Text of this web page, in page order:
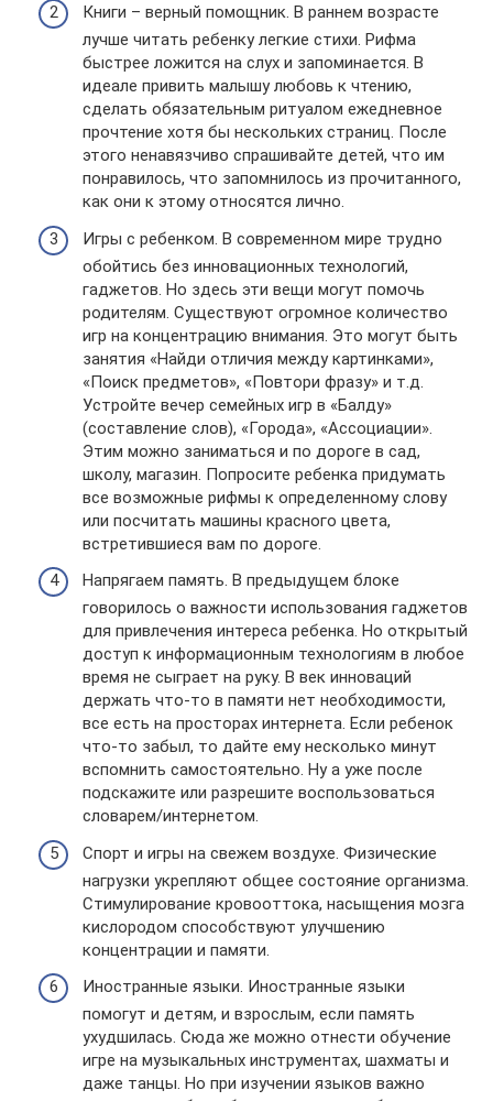
Книги – верный помощник. В раннем возрасте
лучше читать ребенку легкие стихи. Рифма
быстрее ложится на слух и запоминается. В
идеале привить малышу любовь к чтению,
сделать обязательным ритуалом ежедневное
прочтение хотя бы нескольких страниц. После
этого ненавязчиво спрашивайте детей, что им
понравилось, что запомнилось из прочитанного,
как они к этому относятся лично.
Игры с ребенком. В современном мире трудно
обойтись без инновационных технологий,
гаджетов. Но здесь эти вещи могут помочь
родителям. Существуют огромное количество
игр на концентрацию внимания. Это могут быть
занятия «Найди отличия между картинками»,
«Поиск предметов», «Повтори фразу» и т.д.
Устройте вечер семейных игр в «Балду»
(составление слов), «Города», «Ассоциации».
Этим можно заниматься и по дороге в сад,
школу, магазин. Попросите ребенка придумать
все возможные рифмы к определенному слову
или посчитать машины красного цвета,
встретившиеся вам по дороге.
Напрягаем память. В предыдущем блоке
говорилось о важности использования гаджетов
для привлечения интереса ребенка. Но открытый
доступ к информационным технологиям в любое
время не сыграет на руку. В век инноваций
держать что-то в памяти нет необходимости,
все есть на просторах интернета. Если ребенок
что-то забыл, то дайте ему несколько минут
вспомнить самостоятельно. Ну а уже после
подскажите или разрешите воспользоваться
словарем/интернетом.
Спорт и игры на свежем воздухе. Физические
нагрузки укрепляют общее состояние организма.
Стимулирование кровооттока, насыщения мозга
кислородом способствуют улучшению
концентрации и памяти.
Иностранные языки. Иностранные языки
помогут и детям, и взрослым, если память
ухудшилась. Сюда же можно отнести обучение
игре на музыкальных инструментах, шахматы и
даже танцы. Но при изучении языков важно